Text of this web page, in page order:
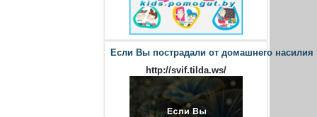
Если Вы пострадали от домашнего насилия
http://svif.tilda.ws/